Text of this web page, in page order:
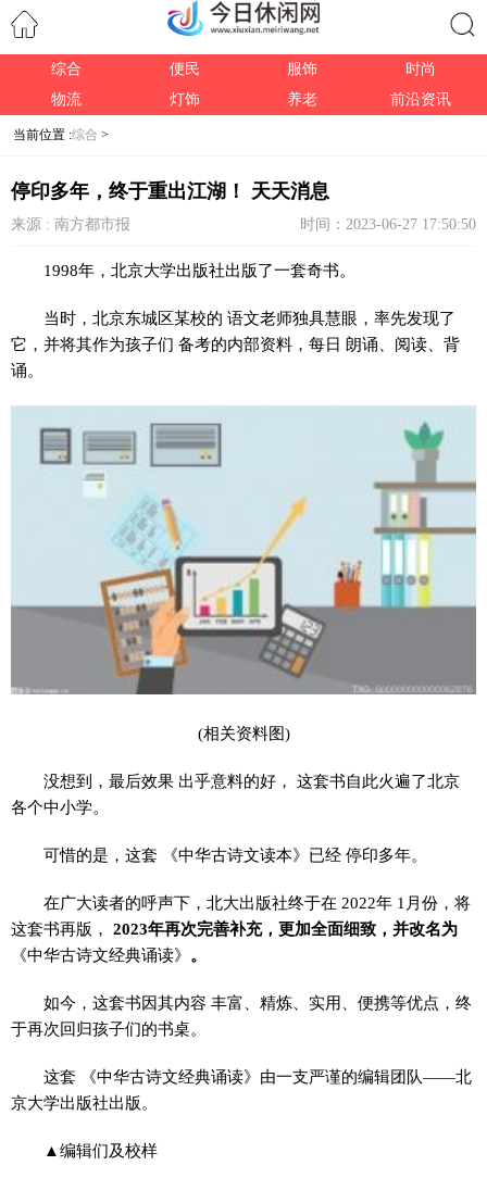
综合 便民 服饰
时尚
物流
灯饰 养老 前沿资讯
当前位置 :综合 >
停印多年，终于重出江湖！ 天天消息
来源 : 南方都市报 时间：2023-06-27 17:50:50
1998年，北京大学出版社出版了一套奇书。
当时，北京东城区某校的 语文老师独具慧眼，率先发现了
它，并将其作为孩子们 备考的内部资料，每日 朗诵、阅读、背
诵。
(相关资料图)
没想到，最后效果 出乎意料的好， 这套书自此火遍了北京
各个中小学。
可惜的是，这套 《中华古诗文读本》已经 停印多年。
在广大读者的呼声下，北大出版社终于在 2022年 1月份，将
这套书再版， 2023年再次完善补充，更加全面细致，并改名为
《中华古诗文经典诵读》 。
如今，这套书因其内容 丰富、精炼、实用、便携等优点，终
于再次回归孩子们的书桌。
这套 《中华古诗文经典诵读》由一支严谨的编辑团队——北
京大学出版社出版。
▲编辑们及校样